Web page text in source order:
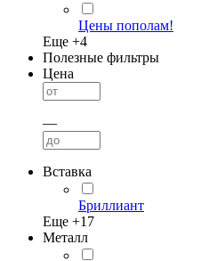
Цены пополам!
Еще +4
Полезные фильтры
Цена
—
Вставка
Бриллиант
Еще +17
Металл